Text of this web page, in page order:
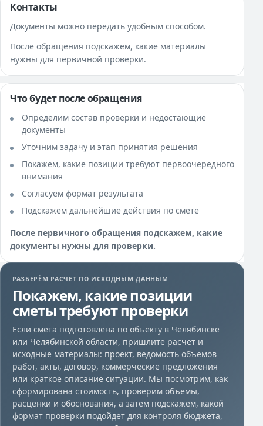
Контакты
Документы можно передать удобным способом.
После обращения подскажем, какие материалы
нужны для первичной проверки.
Что будет после обращения
Определим состав проверки и недостающие
документы
Уточним задачу и этап принятия решения
Покажем, какие позиции требуют первоочередного
внимания
Согласуем формат результата
Подскажем дальнейшие действия по смете
После первичного обращения подскажем, какие
документы нужны для проверки.
РАЗБЕРЁМ РАСЧЕТ ПО ИСХОДНЫМ ДАННЫМ
Покажем, какие позиции
сметы требуют проверки
Если смета подготовлена по объекту в Челябинске
или Челябинской области, пришлите расчет и
исходные материалы: проект, ведомость объемов
работ, акты, договор, коммерческие предложения
или краткое описание ситуации. Мы посмотрим, как
сформирована стоимость, проверим объемы,
расценки и обоснования, а затем подскажем, какой
формат проверки подойдет для контроля бюджета,